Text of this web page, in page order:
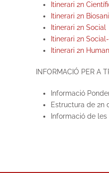
Itinerari 2n
Itinerari 2n
Itinerari 2n Social
Itinerari 2n
Itinerari 2n
INFORMACIÓ PER A
Informació
Estructura de 2n
Informació de